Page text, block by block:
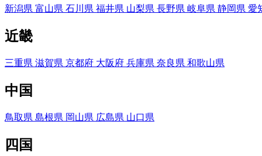
新潟県 富山県 石川県 福井県 山梨県 長野県 岐阜県 静岡県 愛
近畿
三重県 滋賀県 京都府 大阪府 兵庫県 奈良県 和歌山県
中国
鳥取県 島根県 岡山県 広島県 山口県
四国